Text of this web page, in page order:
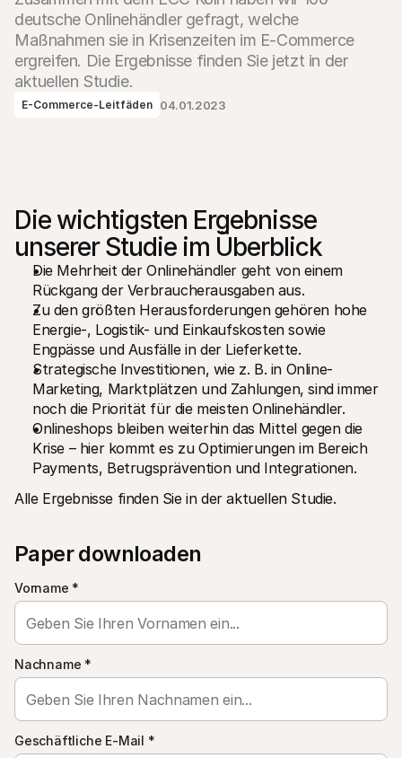
Discord community
Werden Sie Teil der Entwickler-Community
Über Mollie
Preise
Sehen Sie sich unsere Preise an
Über uns
Unsere Story und Werte
News
Lesen Sie aktuelle Mollie-
Neuigkeiten
Karriere
Kommen Sie zu uns - wir stellen ein!
Kontakt
Für Endkunden
Warum steht Mollie auf Ihrem Kontoauszug?
Für Mollie-Händler
Kontaktieren Sie unseren Händler-Support
Sales-Team kontaktieren
Erfahren Sie, wie wir Ihrem Unternehmen helfen können
deutsche Onlinehändler gefragt, welche
Maßnahmen sie in Krisenzeiten im E-Commerce
ergreifen. Die Ergebnisse finden Sie jetzt in der
aktuellen Studie.
E-Commerce-Leitfäden 04.01.2023
Die wichtigsten Ergebnisse
unserer Studie im Überblick
Die Mehrheit der Onlinehändler geht von einem
Rückgang der Verbraucherausgaben aus.
Zu den größten Herausforderungen gehören hohe
Energie-, Logistik- und Einkaufskosten sowie
Engpässe und Ausfälle in der Lieferkette.
Strategische Investitionen, wie z. B. in Online-
Marketing, Marktplätzen und Zahlungen, sind immer
noch die Priorität für die meisten Onlinehändler.
Onlineshops bleiben weiterhin das Mittel gegen die
Krise – hier kommt es zu Optimierungen im Bereich
Payments, Betrugsprävention und Integrationen.
Alle Ergebnisse finden Sie in der aktuellen Studie.
Paper downloaden
Vorname *
Nachname *
Geschäftliche E-Mail *